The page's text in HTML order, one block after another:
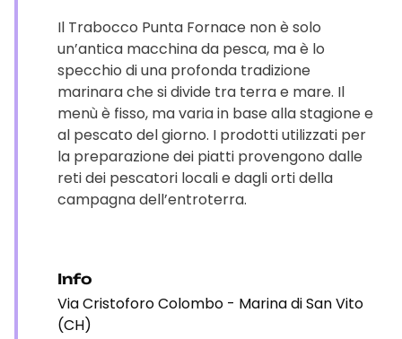
Il Trabocco Punta Fornace non è solo
un’antica macchina da pesca, ma è lo
specchio di una profonda tradizione
marinara che si divide tra terra e mare. Il
menù è fisso, ma varia in base alla stagione e
al pescato del giorno. I prodotti utilizzati per
la preparazione dei piatti provengono dalle
reti dei pescatori locali e dagli orti della
campagna dell’entroterra.
Info
Via Cristoforo Colombo - Marina di San Vito
(CH)